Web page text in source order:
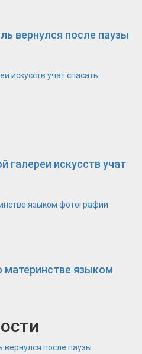
вернулся после паузы
искусств учат спасать
галереи искусств учат
языком фотографии
материнстве языком
после паузы